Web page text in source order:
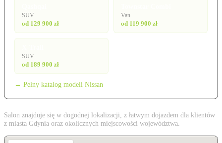
SUV
od 129 900 zł
Van
od 119 900 zł
SUV
od 189 900 zł
→ Pełny katalog modeli Nissan
Salon znajduje się w dogodnej lokalizacji, z łatwym dojazdem dla klientów
z miasta Gdynia oraz okolicznych miejscowości województwa.